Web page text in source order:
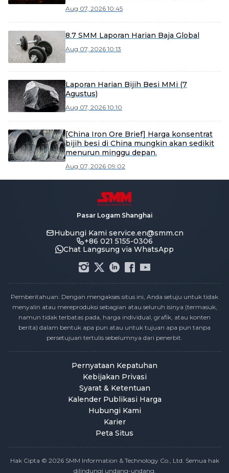
Aug 07, 2026 10:45
8.7 SMM Laporan Harian Baja Global
Aug 07, 2026 10:13
Laporan Harian Bijih Besi MMi (7
Agustus)
Aug 07, 2026 10:10
[China Iron Ore Brief] Harga konsentrat
bijih besi di China mungkin akan sedikit
menurun minggu depan.
Aug 07, 2026 09:02
Pasar Logam Shanghai
Hubungi Kami service.en@smm.cn
+86 021 5155-0306
Chat Langsung via WhatsApp
Pemberitahuan: Dengan mengakses situs ini, Anda setuju untuk tidak
menyalin atau mereproduksi sebagian atau seluruh isinya (termasuk,
namun tidak terbatas pada, harga individual, grafik, atau konten
berita) dalam bentuk apa pun atau untuk tujuan apa pun tanpa
persetujuan tertulis sebelumnya dari penerbit.
Pernyataan Kepatuhan
Kebijakan Privasi
Syarat & Ketentuan
Kalender Publikasi Harga
Hubungi Kami
Karier
Peta Situs
Hak Cipta © 2026 SMM Information & Technology Co., Ltd. Semua hak
dilindungi undang-undang.